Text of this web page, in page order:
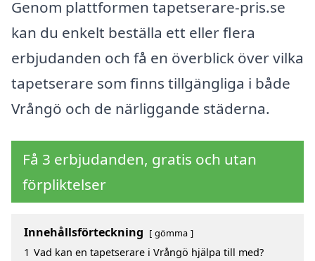
Genom plattformen tapetserare-pris.se
kan du enkelt beställa ett eller flera
erbjudanden och få en överblick över vilka
tapetserare som finns tillgängliga i både
Vrångö och de närliggande städerna.
Få 3 erbjudanden, gratis och utan
förpliktelser
Innehållsförteckning gömma
1 Vad kan en tapetserare i Vrångö hjälpa till med?